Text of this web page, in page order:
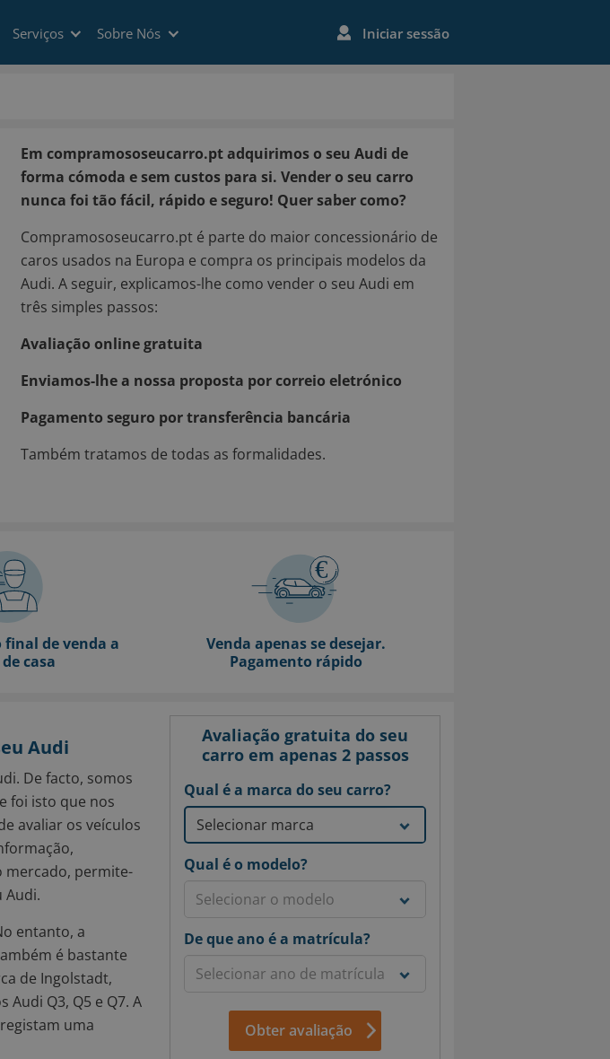
Serviços Sobre Nós Iniciar sessão
Em compramososeucarro.pt adquirimos o seu Audi de
forma cómoda e sem custos para si. Vender o seu carro
nunca foi tão fácil, rápido e seguro! Quer saber como?
Compramososeucarro.pt é parte do maior concessionário de
caros usados na Europa e compra os principais modelos da
Audi. A seguir, explicamos-lhe como vender o seu Audi em
três simples passos:
Avaliação online gratuita
Enviamos-lhe a nossa proposta por correio eletrónico
Pagamento seguro por transferência bancária
Também tratamos de todas as formalidades.
final de venda a
casa
Venda apenas se desejar.
Pagamento rápido
Audi
De facto, somos
foi isto que nos
avaliar os veículos
mercado, permite-
Audi.
entanto, a
é bastante
de Ingolstadt,
Audi Q3, Q5 e Q7. A
uma
Avaliação gratuita do seu
carro em apenas 2 passos
Qual é a marca do seu carro?
Qual é o modelo?
De que ano é a matrícula?
Obter avaliação